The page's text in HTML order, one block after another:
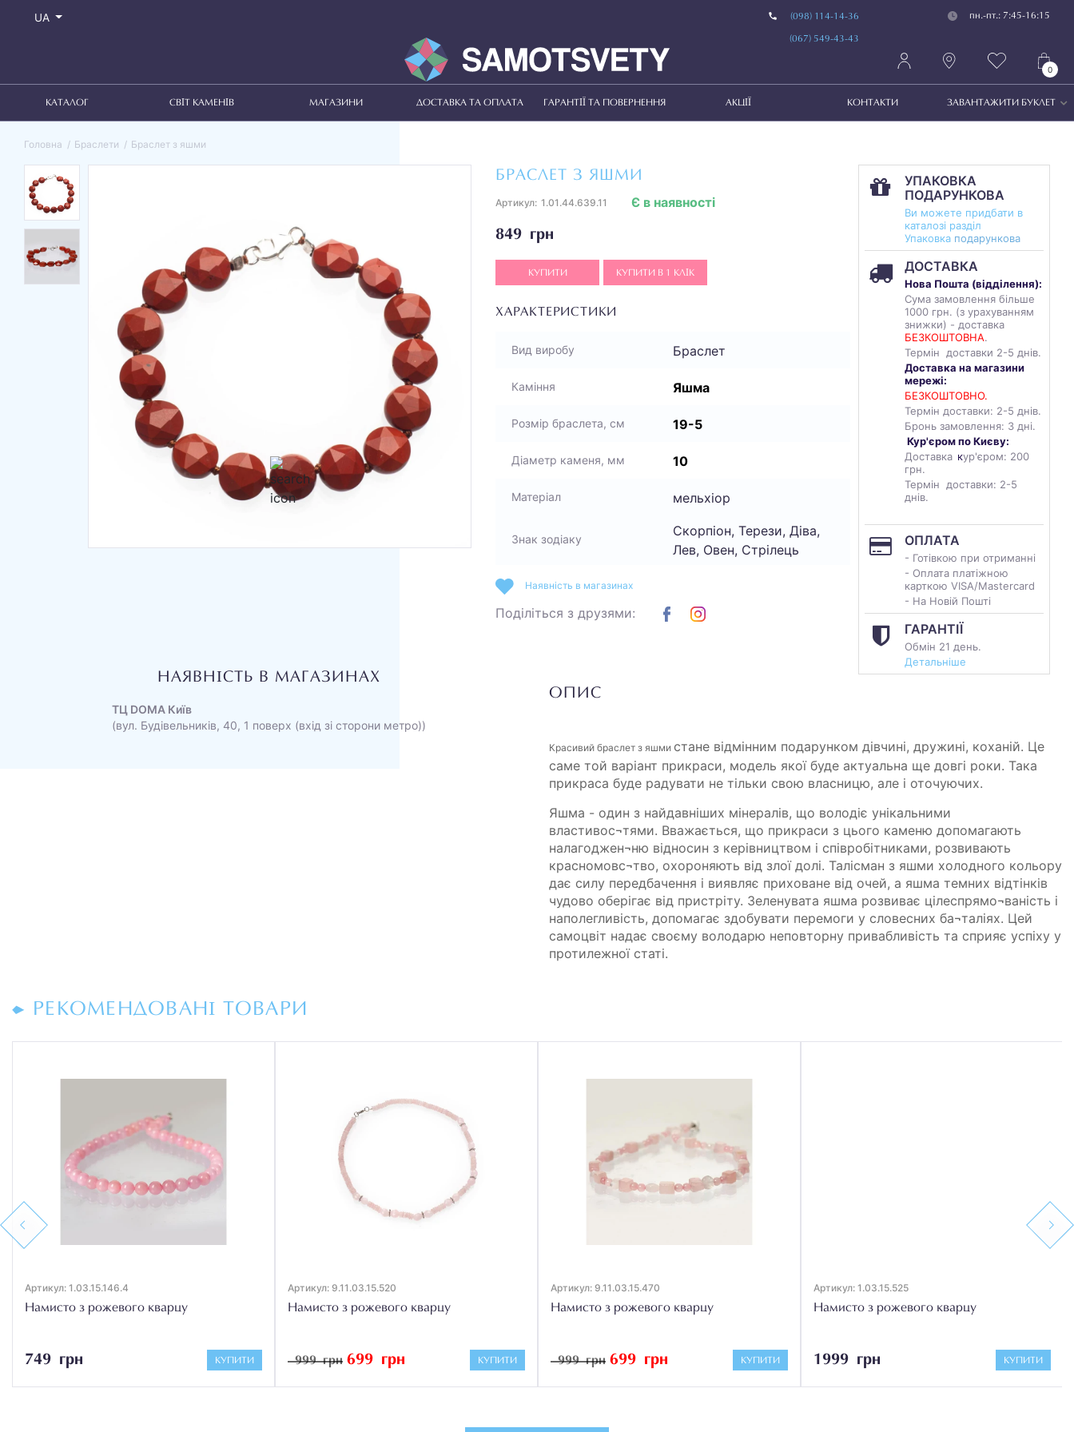
UA (098) 114-14-36
(067) 549-43-43
пн.-пт.: 7:45-16:15
0
КАТАЛОГ СВІТ КАМЕНІВ МАГАЗИНИ ДОСТАВКА ТА ОПЛАТА ГАРАНТІЇ ТА ПОВЕРНЕННЯ АКЦІЇ КОНТАКТИ ЗАВАНТАЖИТИ БУКЛЕТ
Головна Браслети Браслет з яшми
БРАСЛЕТ З ЯШМИ
Артикул: 1.01.44.639.11
849 грн
Є в наявності
КУПИТИ КУПИТИ В 1 КЛІК
ХАРАКТЕРИСТИКИ
Вид виробу Браслет
Каміння Яшма
Розмір браслета, см 19-5
Діаметр каменя, мм 10
Матеріал мельхіор
Знак зодіаку
Скорпіон, Терези, Діва,
Лев, Овен, Стрілець
УПАКОВКА
ПОДАРУНКОВА
Ви можете придбати в
каталозі разділ
Упаковка подарункова
ДОСТАВКА
Нова Пошта (відділення):
Сума замовлення більше
1000 грн. (з урахуванням
знижки) - доставка
БЕЗКОШТОВНА.
Термін доставки 2-5 днів.
Доставка на магазини
мережі:
БЕЗКОШТОВНО.
Термін доставки: 2-5 днів.
Бронь замовлення: 3 дні.
Кур'єром по Києву:
Доставка кур'єром: 200
грн.
Термін доставки: 2-5
днів.
ОПЛАТА
- Готівкою при отриманні
- Оплата платіжною
карткою VISA/Mastercard
- На Новій Пошті
ГАРАНТІЇ
Обмін 21 день.
Детальніше
Наявність в магазинах
Поділіться з друзями:
НАЯВНІСТЬ В МАГАЗИНАХ
ТЦ DOMA Київ
(вул. Будівельників, 40, 1 поверх (вхід зі сторони метро))
ОПИС
Красивий браслет з яшми стане відмінним подарунком дівчині, дружині, коханій. Це
саме той варіант прикраси, модель якої буде актуальна ще довгі роки. Така
прикраса буде радувати не тільки свою власницю, але і оточуючих.
Яшма - один з найдавніших мінералів, що володіє унікальними
властивос¬тями. Вважається, що прикраси з цього каменю допомагають
налагоджен¬ню відносин з керівництвом і співробітниками, розвивають
красномовс¬тво, охороняють від злої долі. Талісман з яшми холодного кольору
дає силу передбачення і виявляє приховане від очей, а яшма темних відтінків
чудово оберігає від пристріту. Зеленувата яшма розвиває цілеспрямо¬ваність і
наполегливість, допомагає здобувати перемоги у словесних ба¬таліях. Цей
самоцвіт надає своєму володарю неповторну привабливість та сприяє успіху у
протилежної статі.
РЕКОМЕНДОВАНІ ТОВАРИ
Previous
Артикул: 1.03.15.146.4
Намисто з рожевого кварцу
749 грн КУПИТИ
Артикул: 9.11.03.15.520
Намисто з рожевого кварцу
999 грн 699 грн КУПИТИ
Артикул: 9.11.03.15.470
Намисто з рожевого кварцу
999 грн 699 грн КУПИТИ
Артикул: 1.03.15.525
Намисто з рожевого кварцу
1999 грн КУПИТИ
Next